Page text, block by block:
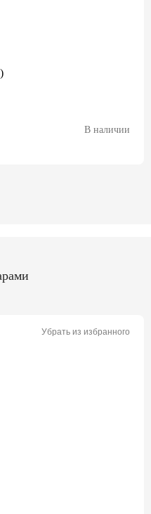
В наличии
Убрать из избранного